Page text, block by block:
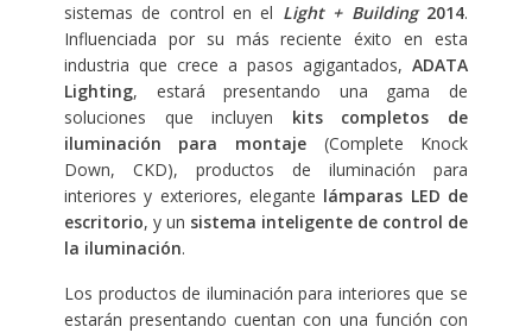
sistemas de control en el Light + Building2014.
Influenciada por su más reciente éxito en esta
industria que crece a pasos agigantados,ADATA
Lighting, estará presentando una gama de
soluciones que incluyen kits completos de
iluminación para montaje (Complete Knock
Down, CKD), productos de iluminación para
interiores y exteriores, elegante lámparas LED de
escritorio, y un sistema inteligente de control de
la iluminación.
Los productos de iluminación para interiores que se
estarán presentando cuentan con una función con